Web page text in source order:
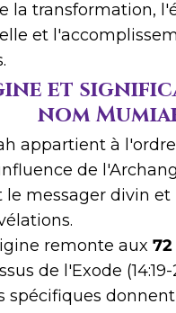
la transformation,
et
et
nom
appartient à
de
le messager divin et
remonte aux
de l'Exode
spécifiques